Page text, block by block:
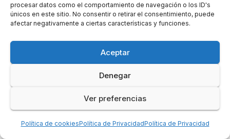
procesar datos como el comportamiento de navegación o los ID's
únicos en este sitio. No consentir o retirar el consentimiento, puede
afectar negativamente a ciertas características y funciones.
Aceptar
Denegar
Ver preferencias
Política de cookiesPolítica de PrivacidadPolítica de Privacidad